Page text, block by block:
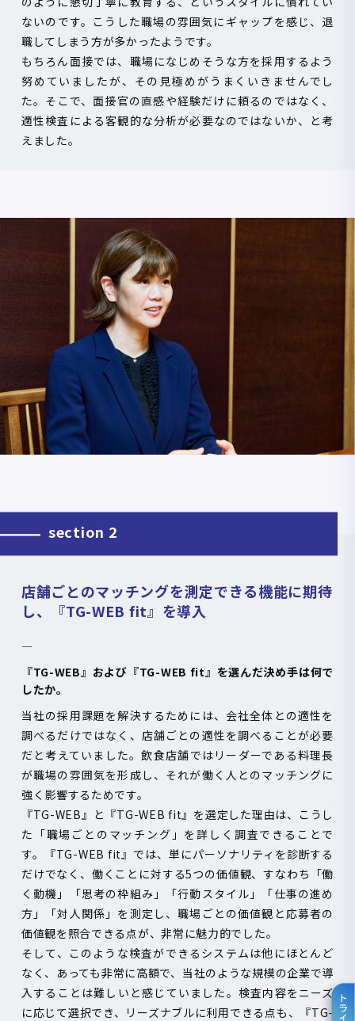
ないのです。こうした職場の雰囲気にギャップを感じ、退
職してしまう方が多かったようです。
もちろん面接では、職場になじめそうな方を採用するよう
努めていましたが、その見極めがうまくいきませんでし
た。そこで、面接官の直感や経験だけに頼るのではなく、
適性検査による客観的な分析が必要なのではないか、と考
えました。
section 2
店舗ごとのマッチングを測定できる機能に期待
し、『TG-WEB fit』を導入
―
『TG-WEB 』および『TG-WEB fit 』を選んだ決め手は何で
したか。
当社の採用課題を解決するためには、会社全体との適性を
調べるだけではなく、店舗ごとの適性を調べることが必要
だと考えていました。飲食店舗ではリーダーである料理長
が職場の雰囲気を形成し、それが働く人とのマッチングに
強く影響するためです。
『TG-WEB 』と『TG-WEB fit 』を選定した理由は、こうし
た「職場ごとのマッチング」を詳しく調査できることで
す。『TG-WEB fit 』では、単にパーソナリティを診断する
だけでなく、働くことに対する5つの価値観、すなわち「働
く動機」「思考の枠組み」「行動スタイル」「仕事の進め
方」「対人関係」を測定し、職場ごとの価値観と応募者の
価値観を照合できる点が、非常に魅力的でした。
そして、このような検査ができるシステムは他にほとんど
なく、あっても非常に高額で、当社のような規模の企業で導
入することは難しいと感じていました。検査内容をニーズ
に応じて選択でき、リーズナブルに利用できる点も、『TG-